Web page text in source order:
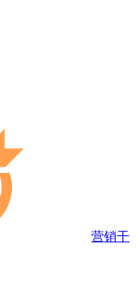
营销干